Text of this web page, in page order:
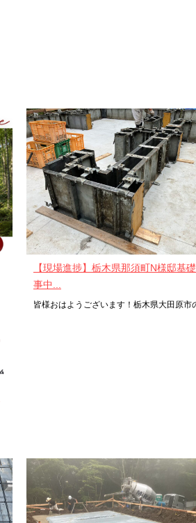
【現場進捗】栃木県那須町N様邸基
事中...
皆様おはようございます！栃木県大田原市